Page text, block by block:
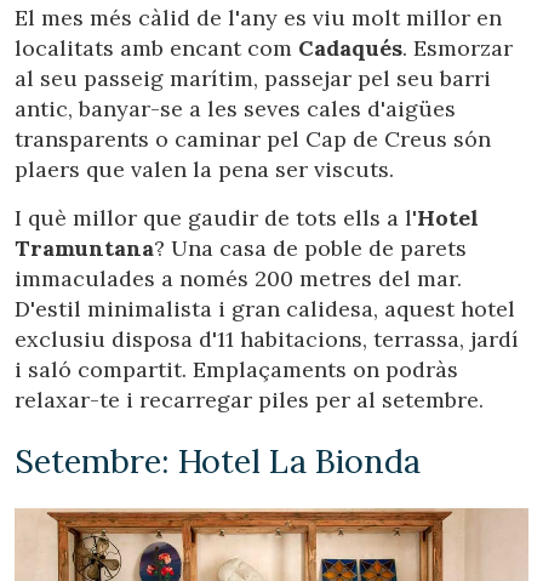
El mes més càlid de l'any es viu molt millor en
localitats amb encant com Cadaqués. Esmorzar
al seu passeig marítim, passejar pel seu barri
antic, banyar-se a les seves cales d'aigües
transparents o caminar pel Cap de Creus són
plaers que valen la pena ser viscuts.
I què millor que gaudir de tots ells a l'Hotel
Tramuntana? Una casa de poble de parets
immaculades a només 200 metres del mar.
D'estil minimalista i gran calidesa, aquest hotel
exclusiu disposa d'11 habitacions, terrassa, jardí
i saló compartit. Emplaçaments on podràs
relaxar-te i recarregar piles per al setembre.
Setembre: Hotel La Bionda